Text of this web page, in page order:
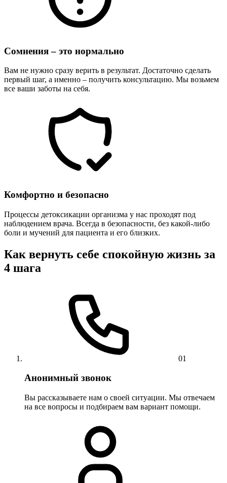
Сомнения – это нормально
Вам не нужно сразу верить в результат. Достаточно сделать
первый шаг, а именно – получить консультацию. Мы возьмем
все ваши заботы на себя.
Комфортно и безопасно
Процессы детоксикации организма у нас проходят под
наблюдением врача. Всегда в безопасности, без какой-либо
боли и мучений для пациента и его близких.
Как вернуть себе спокойную жизнь за
4 шага
01
Анонимный звонок
Вы рассказываете нам о своей ситуации. Мы отвечаем
на все вопросы и подбираем вам вариант помощи.